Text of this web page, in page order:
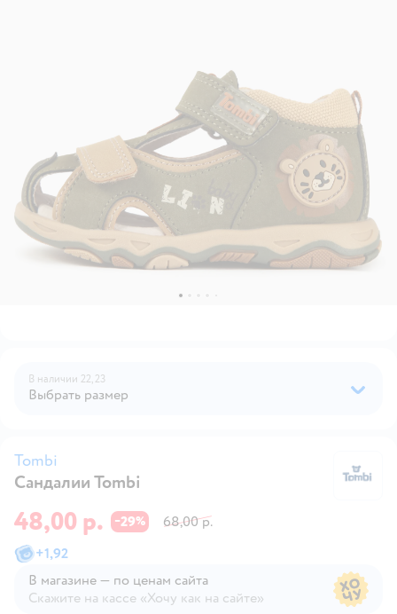
В наличии 22, 23
Выбрать размер
Tombi
Сандалии Tombi
48,00 р. −29%
68,00 р.
+1,92
В магазине — по ценам сайта
Скажите на кассе «Хочу как на сайте»